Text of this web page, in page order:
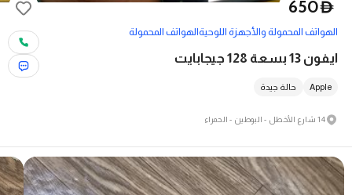
D
650
الهواتف المحمولة والأجهزة اللوحيةالهواتف المحمولة
ايفون 13 بسعة 128 جيجابايت
Apple حالة جيدة
14 شارع الأخطل - البوطين - الحمراء